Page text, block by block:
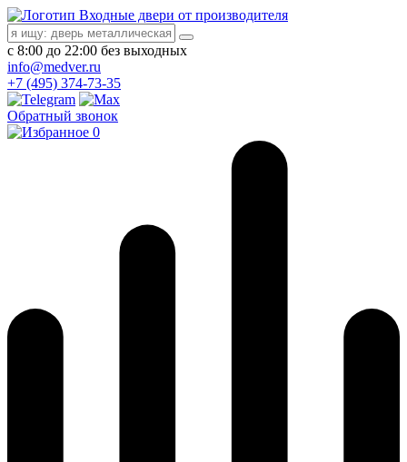
Входные двери от производителя
с 8:00 до 22:00 без выходных
info@medver.ru
+7 (495) 374-73-35
Обратный звонок
0